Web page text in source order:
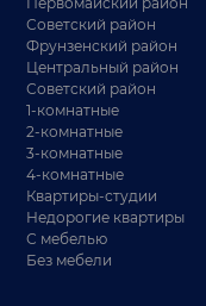
Советский район
Фрунзенский район
Центральный район
Советский район
1-комнатные
2-комнатные
3-комнатные
4-комнатные
Квартиры-студии
Недорогие квартиры
С мебелью
Без мебели